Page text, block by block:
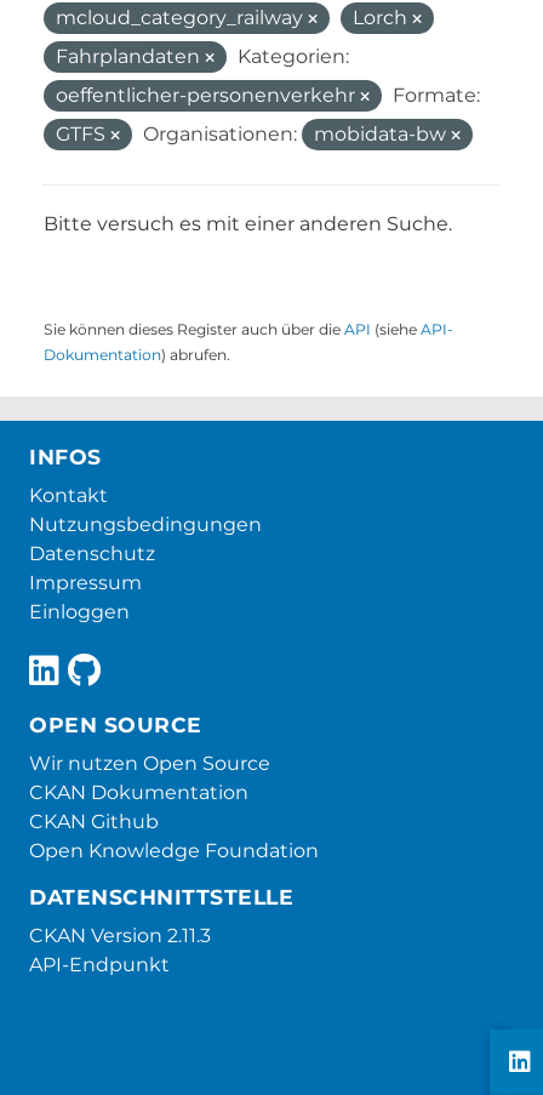
mcloud_category_railway
Lorch
Fahrplandaten
Kategorien:
oeffentlicher-personenverkehr
Formate:
GTFS
Organisationen: mobidata-bw
Bitte versuch es mit einer anderen Suche.
Sie können dieses Register auch über die API (siehe API-
Dokumentation) abrufen.
INFOS
Kontakt
Nutzungsbedingungen
Datenschutz
Impressum
Einloggen
OPEN SOURCE
Wir nutzen Open Source
CKAN Dokumentation
CKAN Github
Open Knowledge Foundation
DATENSCHNITTSTELLE
CKAN Version 2.11.3
API-Endpunkt